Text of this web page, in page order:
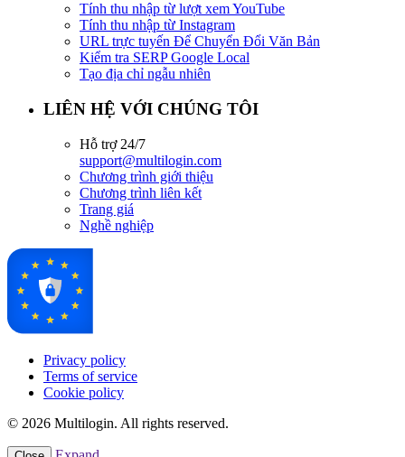
Tính thu nhập từ lượt xem YouTube
Tính thu nhập từ Instagram
URL trực tuyến Để Chuyển Đổi Văn Bản
Kiểm tra SERP Google Local
Tạo địa chỉ ngẫu nhiên
LIÊN HỆ VỚI CHÚNG TÔI
Hỗ trợ 24/7
support@multilogin.com
Chương trình giới thiệu
Chương trình liên kết
Trang giá
Nghề nghiệp
Privacy policy
Terms of service
Cookie policy
© 2026 Multilogin. All rights reserved.